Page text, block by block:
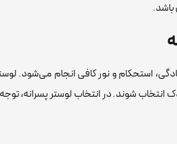
باشد.
استحکام و نور کافی انجام می‌شود.
انتخاب شوند. در انتخاب لوستر پسرانه،